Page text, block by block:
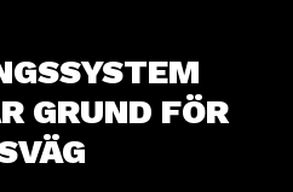
GRUND FÖR